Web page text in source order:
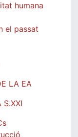
humana
el passat
LA EA
S.XXI